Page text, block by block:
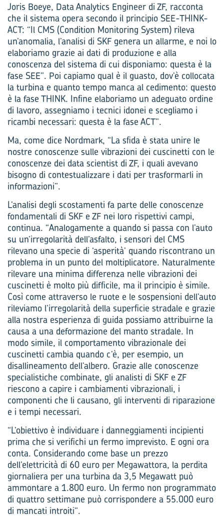
Joris Boeye, Data Analytics Engineer di ZF, racconta
che il sistema opera secondo il principio SEE-THINK-
ACT: “Il CMS (Condition Monitoring System) rileva
un’anomalia, l’analisi di SKF genera un allarme, e noi lo
elaboriamo grazie ai dati di produzione e alla
conoscenza del sistema di cui disponiamo: questa è la
fase SEE”. Poi capiamo qual è il guasto, dov’è collocata
la turbina e quanto tempo manca al cedimento: questo
è la fase THINK. Infine elaboriamo un adeguato ordine
di lavoro, assegniamo i tecnici idonei e scegliamo i
ricambi necessari: questa è la fase ACT”.
Ma, come dice Nordmark, “La sfida è stata unire le
nostre conoscenze sulle vibrazioni dei cuscinetti con le
conoscenze dei data scientist di ZF, i quali avevano
bisogno di contestualizzare i dati per trasformarli in
informazioni”.
L’analisi degli scostamenti fa parte delle conoscenze
fondamentali di SKF e ZF nei loro rispettivi campi,
continua. “Analogamente a quando si passa con l’auto
su un’irregolarità dell’asfalto, i sensori del CMS
rilevano una specie di ‘asperità’ quando riscontrano un
problema in un punto del moltiplicatore. Naturalmente
rilevare una minima differenza nelle vibrazioni dei
cuscinetti è molto più difficile, ma il principio è simile.
Così come attraverso le ruote e le sospensioni dell’auto
rileviamo l’irregolarità della superficie stradale e grazie
alla nostra esperienza di guida possiamo attribuirne la
causa a una deformazione del manto stradale. In
modo simile, il comportamento vibrazionale dei
cuscinetti cambia quando c’è, per esempio, un
disallineamento dell’albero. Grazie alle conoscenze
specialistiche combinate, gli analisti di SKF e ZF
riescono a capire i cambiamenti vibrazionali, i
componenti che li causano, gli interventi di riparazione
e i tempi necessari.
“L’obiettivo è individuare i danneggiamenti incipienti
prima che si verifichi un fermo imprevisto. E ogni ora
conta. Considerando come base un prezzo
dell’elettricità di 60 euro per Megawattora, la perdita
giornaliera per una turbina da 3,5 Megawatt può
ammontare a 1.800 euro. Un fermo non programmato
di quattro settimane può corrispondere a 55.000 euro
di mancati introiti”.